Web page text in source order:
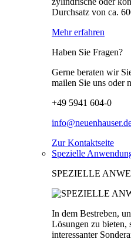
Durchsatz von ca.
Mehr erfahren
Haben Sie Fragen?
Gerne beraten wir
mailen Sie uns oder
+49 5941 604-0
Zur Kontaktseite
Spezielle
SPEZIELLE
In dem Bestreben,
Lösungen zu bieten,
interessanter